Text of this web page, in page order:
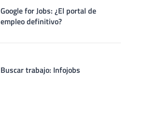
Google for Jobs: ¿El portal de
empleo definitivo?
Buscar trabajo: Infojobs